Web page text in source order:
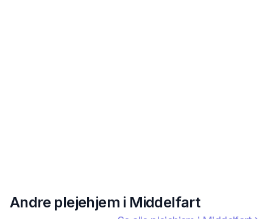
Andre plejehjem i Middelfart